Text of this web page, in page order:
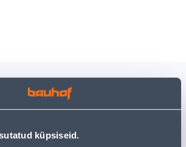
küpsiseid.
упаковка 20